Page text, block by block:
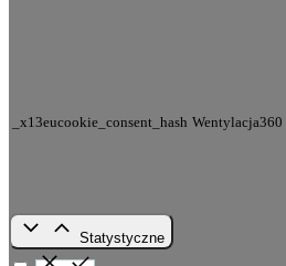
_x13eucookie_consent_hash Wentylacja360
Statystyczne